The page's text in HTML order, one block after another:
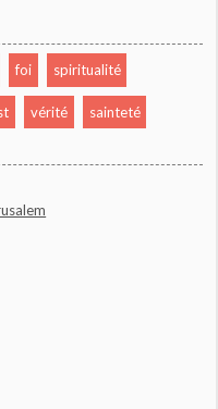
foi spiritualité
vérité sainteté